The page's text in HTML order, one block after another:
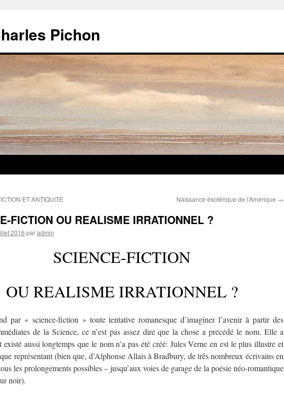
Pichon
ET ANTIQUITE Naissance ésotérique de l’Amérique →
FICTION OU REALISME IRRATIONNEL ?
2016 paradmin
SCIENCE-FICTION
OU REALISME IRRATIONNEL ?
par « science-fiction » toute tentative romanesque d’imaginer l’avenir à partir des
de la Science, ce n’est pas assez dire que la chose a précédé le nom. Elle a
existé aussi longtemps que le nom n’a pas été créé: Jules Verne en est le plus illustre et
représentant (bien que, d’Alphonse Allais à Bradbury, de très nombreux écrivains en
les prolongements possibles – jusqu’aux voies de garage de la poésie néo-romantique
noir).